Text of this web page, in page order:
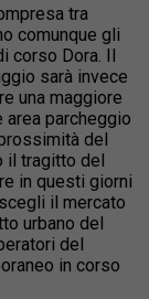
tra
comunque gli
Dora. Il
sarà invece
una maggiore
area parcheggio
del
tragitto del
in questi giorni
il mercato
urbano del
del
in corso